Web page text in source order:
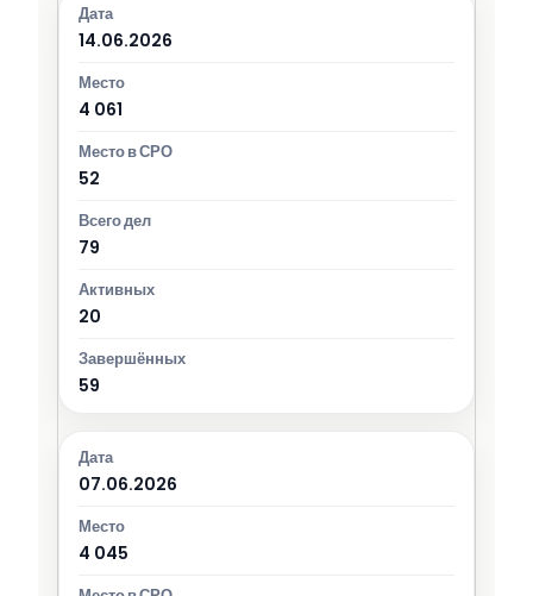
14.06.2026
4 061
52
79
20
59
07.06.2026
4 045